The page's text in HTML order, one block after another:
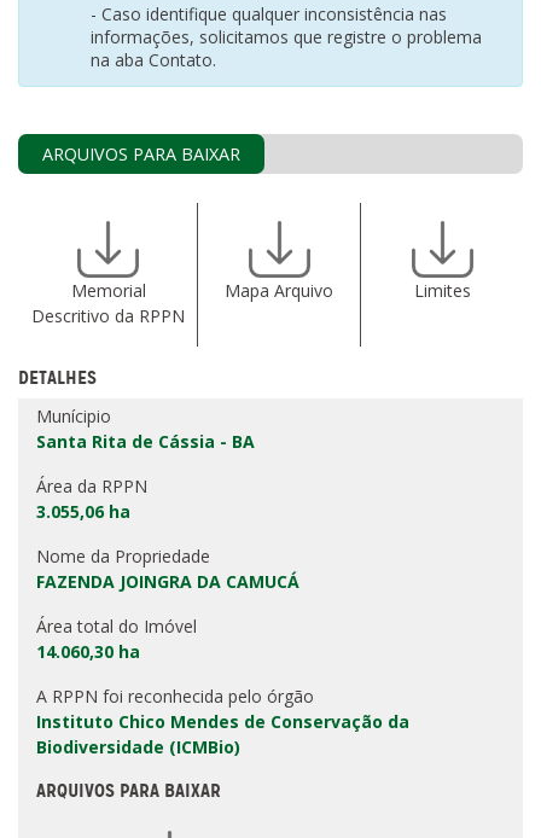
- Caso identifique qualquer inconsistência nas
informações, solicitamos que registre o problema
na aba Contato.
ARQUIVOS PARA BAIXAR
Memorial
Descritivo da RPPN
Mapa Arquivo Limites
DETALHES
Munícipio
Santa Rita de Cássia - BA
Área da RPPN
3.055,06 ha
Nome da Propriedade
FAZENDA JOINGRA DA CAMUCÁ
Área total do Imóvel
14.060,30 ha
A RPPN foi reconhecida pelo órgão
Instituto Chico Mendes de Conservação da
Biodiversidade (ICMBio)
ARQUIVOS PARA BAIXAR